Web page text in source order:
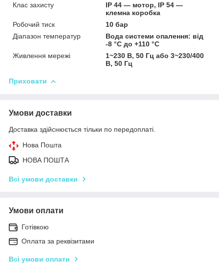
Клас захисту
IP 44 — мотор, IP 54 —
клемна коробка
Робочий тиск
10 бар
Діапазон температур
Вода системи опалення: від
-8 °C до +110 °C
Живлення мережі
1~230 В, 50 Гц або 3~230/400
В, 50 Гц
Приховати
Умови доставки
Доставка здійснюється тільки по передоплаті.
Нова Пошта
НОВА ПОШТА
Всі умови доставки
Умови оплати
Готівкою
Оплата за реквізитами
Всі умови оплати